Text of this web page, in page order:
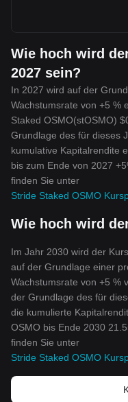
Wie hoch wird
2027 sein?
In 2027 wird auf der
Wachstumsrate von +5 %
Staked OSMO(stOSMO)
Grundlage des für dieses
kumulative Kapitalrendite
bis zum Ende von 2027
finden Sie unter
Stride Staked OSMO
Wie hoch wird
Im Jahr 2030 wird der
auf der Grundlage einer
Wachstumsrate von +5 %
der Grundlage des für
die kumulierte
OSMO bis Ende 2030
finden Sie unter
Stride Staked OSMO